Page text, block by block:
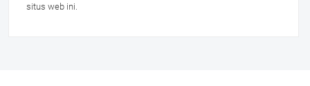
situs web ini.